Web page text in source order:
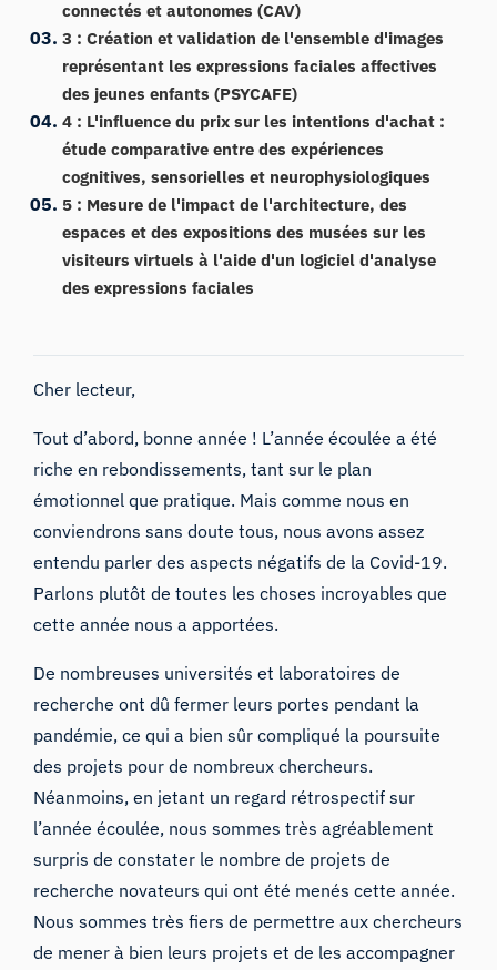
connectés et autonomes (CAV)
3 : Création et validation de l'ensemble d'images
représentant les expressions faciales affectives
des jeunes enfants (PSYCAFE)
4 : L'influence du prix sur les intentions d'achat :
étude comparative entre des expériences
cognitives, sensorielles et neurophysiologiques
5 : Mesure de l'impact de l'architecture, des
espaces et des expositions des musées sur les
visiteurs virtuels à l'aide d'un logiciel d'analyse
des expressions faciales
Cher lecteur,
Tout d’abord, bonne année ! L’année écoulée a été
riche en rebondissements, tant sur le plan
émotionnel que pratique. Mais comme nous en
conviendrons sans doute tous, nous avons assez
entendu parler des aspects négatifs de la Covid-19.
Parlons plutôt de toutes les choses incroyables que
cette année nous a apportées.
De nombreuses universités et laboratoires de
recherche ont dû fermer leurs portes pendant la
pandémie, ce qui a bien sûr compliqué la poursuite
des projets pour de nombreux chercheurs.
Néanmoins, en jetant un regard rétrospectif sur
l’année écoulée, nous sommes très agréablement
surpris de constater le nombre de projets de
recherche novateurs qui ont été menés cette année.
Nous sommes très fiers de permettre aux chercheurs
de mener à bien leurs projets et de les accompagner